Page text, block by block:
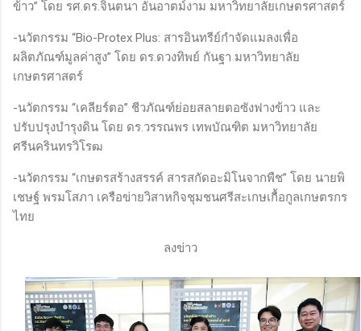
ข้าว” โดย รศ.ดร.จินตนา อันอาตม์งาม มหาวิทยาลัยเกษตรศาสตร์
-นวัตกรรม “Bio-Protex Plus: สารอินทรีย์กำจัดแมลงเพื่อ
ผลิตภัณฑ์มูลค่าสูง” โดย ดร.ดวงทิพย์ กันฐา มหาวิทยาลัย
เกษตรศาสตร์
-นวัตกรรม “เคลียร์ตอ” ชีวภัณฑ์ย่อยสลายตอซังฟางข้าว และ
ปรับปรุงบำรุงดิน โดย ดร.วรรณพร เทพบัณฑิต มหาวิทยาลัย
ศรีนครินทรวิโรฒ
-นวัตกรรม “เกษตรสร้างสรรค์ สารสกัดอะมิโนจากพืช” โดย นายพิ
เชษฐ์ พรมโสภา เครือข่ายวิสาหกิจชุมชนศรีสะเกษเกื้อกูลเกษตรกร
ไทย
ลงข่าว​